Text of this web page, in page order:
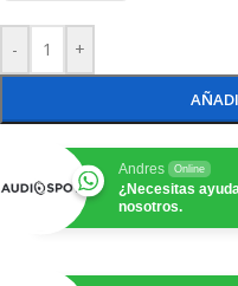
- +
Andres Online
¿Necesitas
nosotros.